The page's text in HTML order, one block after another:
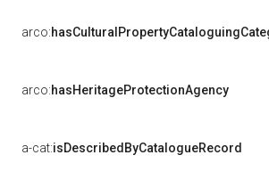
arco:
arco:hasHeritageProtectionAgency
a-cat:isDescribedByCatalogueRecord